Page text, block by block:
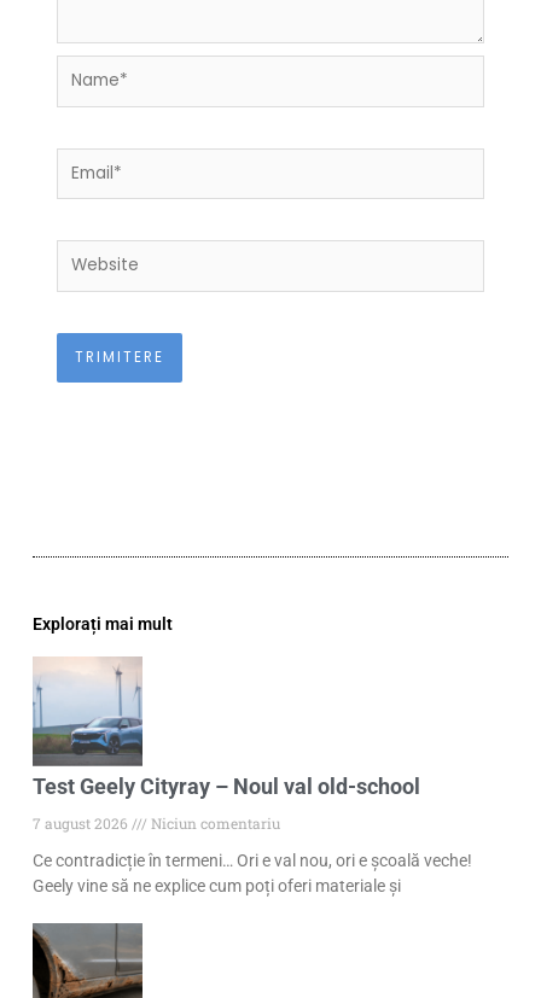
Name*
Email*
Website
Explorați mai mult
Test Geely Cityray – Noul val old-school
7 august 2026
Niciun comentariu
Ce contradicție în termeni… Ori e val nou, ori e școală veche!
Geely vine să ne explice cum poți oferi materiale și